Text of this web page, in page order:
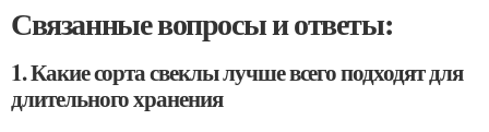
Связанные вопросы и ответы:
1. Какие сорта свеклы лучше всего подходят для
длительного хранения